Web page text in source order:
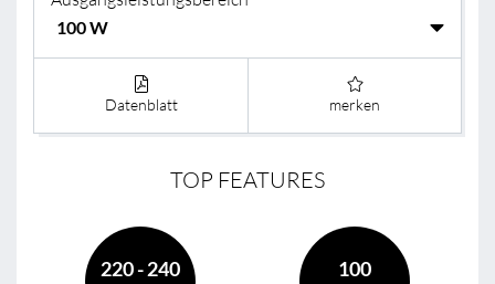
Datenblatt merken
TOP FEATURES
220 - 240 100